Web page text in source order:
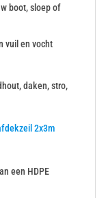
boot, sloep of
vuil en vocht
daken, stro,
2x3m
een HDPE